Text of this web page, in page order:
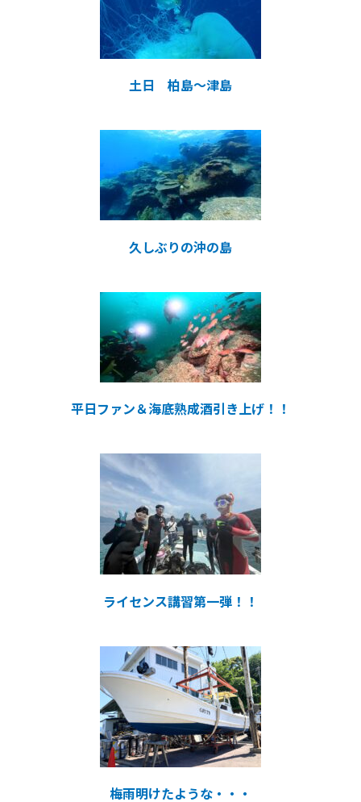
土日 柏島～津島
久しぶりの沖の島
平日ファン＆海底熟成酒引き上げ！！
ライセンス講習第一弾！！
梅雨明けたような・・・